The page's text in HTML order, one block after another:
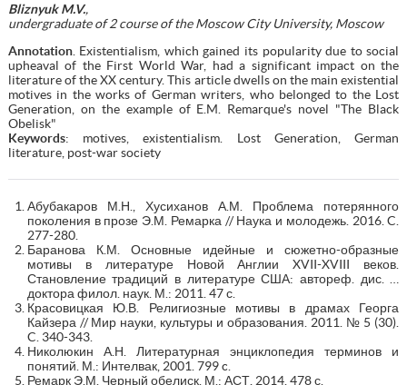
Bliznyuk M.V.,
undergraduate of 2 course of the Moscow City University, Moscow
Annotation. Existentialism, which gained its popularity due to social
upheaval of the First World War, had a significant impact on the
literature of the XX century. This article dwells on the main existential
motives in the works of German writers, who belonged to the Lost
Generation, on the example of E.M. Remarque's novel "The Black
Obelisk"
Keywords: motives, existentialism. Lost Generation, German
literature, post-war society
Абубакаров М.Н., Хусиханов А.М. Проблема потерянного
поколения в прозе Э.М. Ремарка // Наука и молодежь. 2016. C.
277-280.
Баранова К.М. Основные идейные и сюжетно-образные
мотивы в литературе Новой Англии XVII-XVIII веков.
Становление традиций в литературе США: автореф. дис. …
доктора филол. наук. М.: 2011. 47 с.
Красовицкая Ю.В. Религиозные мотивы в драмах Георга
Кайзера // Мир науки, культуры и образования. 2011. № 5 (30).
C. 340-343.
Николюкин А.Н. Литературная энциклопедия терминов и
понятий. М.: Интелвак, 2001. 799 c.
Ремарк Э.М. Черный обелиск. М.: АСТ, 2014. 478 с.